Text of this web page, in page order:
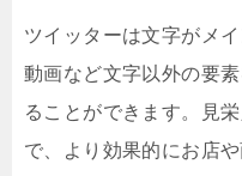
ツイッターは文字がメ
動画など文字以外の要
ることができます。見
で、より効果的にお店